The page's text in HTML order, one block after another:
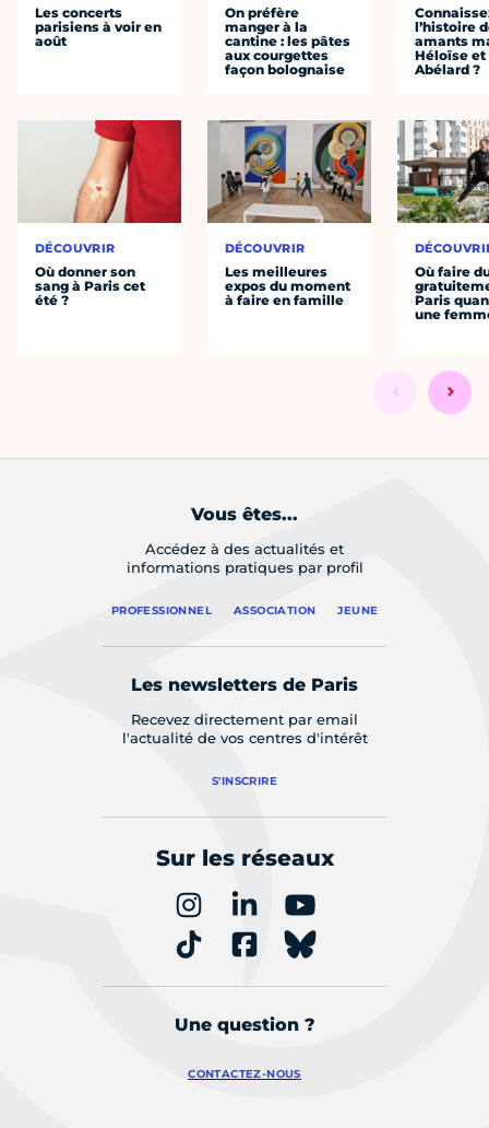
Les concerts
parisiens à voir en
août
DÉCOUVRIR
Où donner son
sang à Paris cet
été ?
On préfère
manger à la
cantine : les pâtes
aux courgettes
façon bolognaise
DÉCOUVRIR
Les meilleures
expos du moment
à faire en famille
l’histoire
amants
Héloïse et
Abélard ?
Où faire
Paris
une
Vous êtes...
Accédez à des actualités et
informations pratiques par profil
PROFESSIONNEL ASSOCIATION JEUNE
Les newsletters de Paris
Recevez directement par email
l'actualité de vos centres d'intérêt
S'INSCRIRE
Sur les réseaux
Une question ?
CONTACTEZ-NOUS